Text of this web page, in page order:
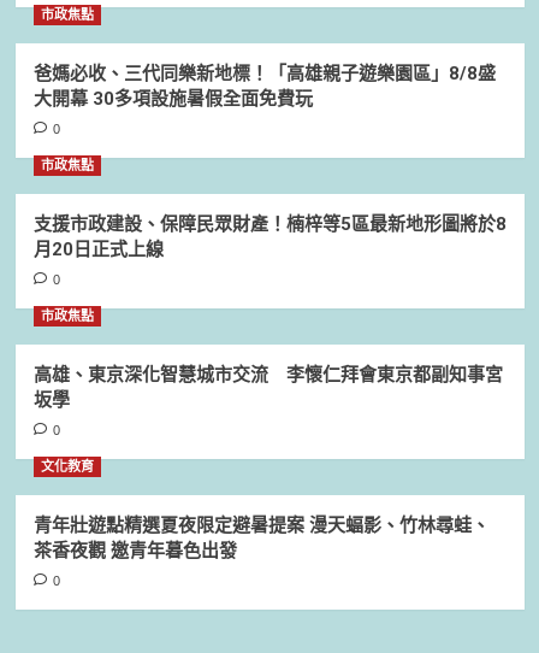
市政焦點
爸媽必收、三代同樂新地標！「高雄親子遊樂園區」8/8盛
大開幕 30多項設施暑假全面免費玩
0
市政焦點
支援市政建設、保障民眾財產！楠梓等5區最新地形圖將於8
月20日正式上線
0
市政焦點
高雄、東京深化智慧城市交流 李懷仁拜會東京都副知事宮
坂學
0
文化教育
青年壯遊點精選夏夜限定避暑提案 漫天蝠影、竹林尋蛙、
茶香夜觀 邀青年暮色出發
0